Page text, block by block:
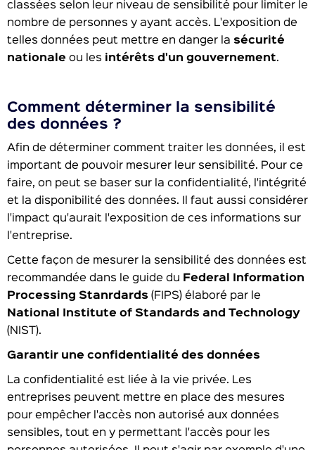
classées selon leur niveau de sensibilité pour limiter le
nombre de personnes y ayant accès. L'exposition de
telles données peut mettre en danger la sécurité
nationale ou les intérêts d'un gouvernement.
Comment déterminer la sensibilité
des données ?
Afin de déterminer comment traiter les données, il est
important de pouvoir mesurer leur sensibilité. Pour ce
faire, on peut se baser sur la confidentialité, l'intégrité
et la disponibilité des données. Il faut aussi considérer
l'impact qu'aurait l'exposition de ces informations sur
l'entreprise.
Cette façon de mesurer la sensibilité des données est
recommandée dans le guide du Federal Information
Processing Stanrdards (FIPS) élaboré par le
National Institute of Standards and Technology
(NIST).
Garantir une confidentialité des données
La confidentialité est liée à la vie privée. Les
entreprises peuvent mettre en place des mesures
pour empêcher l'accès non autorisé aux données
sensibles, tout en y permettant l'accès pour les